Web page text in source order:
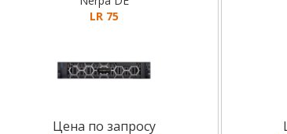
LR 75
Цена по запросу